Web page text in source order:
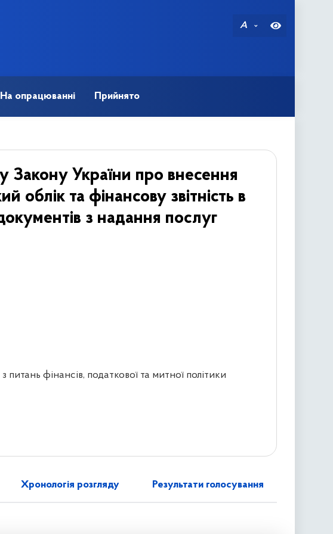
A
На опрацюванні Прийнято
Закону України про внесення
облік та фінансову звітність в
з надання послуг
фінансів, податкової та митної політики
Хронологія розгляду Результати голосування